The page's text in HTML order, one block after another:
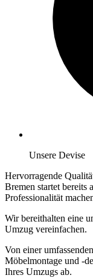
Unsere Devise
Hervorragende
Bremen startet bereits
Professionalität
Wir bereithalten eine
Umzug vereinfachen.
Von einer
Möbelmontage und -
Ihres Umzugs ab.